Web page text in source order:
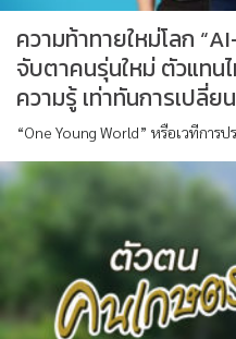
ความท้าทายใหม่โลก
จับตาคนรุ่นใหม่ ตัวแทน
ความรู้ เท่าทันการเปลี่ย
“One Young World” หรือเวทีกา